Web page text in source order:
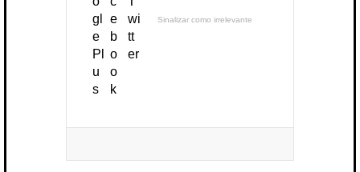
Sinalizar como irrelevante